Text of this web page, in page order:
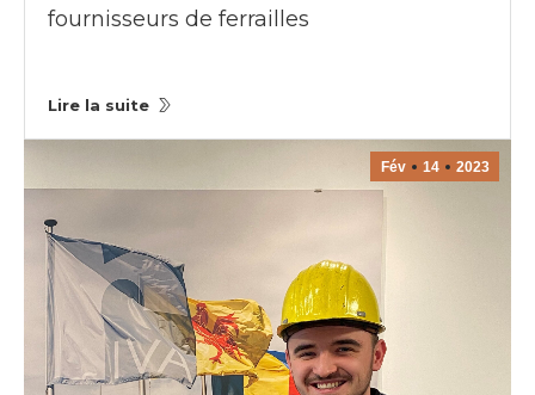
fournisseurs de ferrailles
Lire la suite
Fév 14 2023